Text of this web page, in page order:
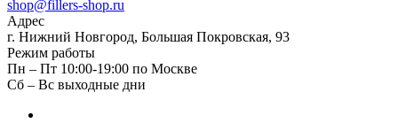
shop@fillers-shop.ru
Адрес
г. Нижний Новгород, Большая Покровская, 93
Режим работы
Пн – Пт 10:00-19:00 по Москве
Сб – Вс выходные дни